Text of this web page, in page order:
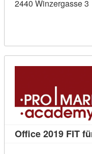
2440 Winzergasse 3
Office 2019 FIT